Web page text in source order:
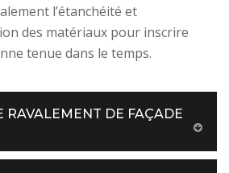
l’étanchéité et
des matériaux pour inscrire
tenue dans le temps.
RAVALEMENT DE FAÇADE